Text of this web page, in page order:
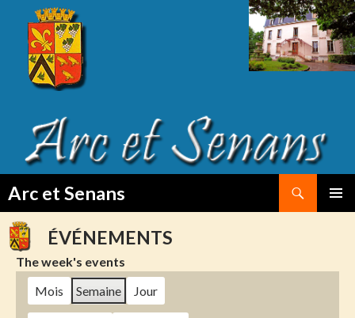
Arc et Senans
TO
CONTENTÉVÉNEMENTS
The week's events
Mois
Semaine Jour